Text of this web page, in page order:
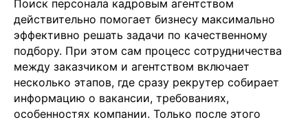
Поиск персонала кадровым агентством
действительно помогает бизнесу максимально
эффективно решать задачи по качественному
подбору. При этом сам процесс сотрудничества
между заказчиком и агентством включает
несколько этапов, где сразу рекрутер собирает
информацию о вакансии, требованиях,
особенностях компании. Только после этого